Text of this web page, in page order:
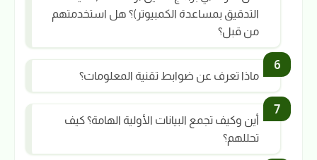
التدقيق بمساعدة الكمبيوتر)؟ هل استخدمتهم
من قبل؟
ماذا تعرف عن ضوابط تقنية المعلومات؟
أين وكيف تجمع البيانات الأولية الهامة؟ كيف
تحللهم؟